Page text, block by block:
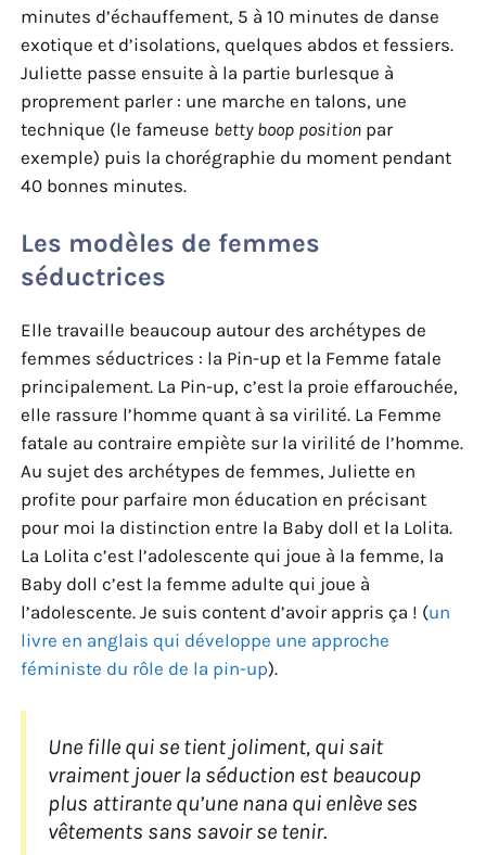
minutes d’échauffement, 5 à 10 minutes de danse
exotique et d’isolations, quelques abdos et fessiers.
Juliette passe ensuite à la partie burlesque à
proprement parler : une marche en talons, une
technique (le fameuse betty boop position par
exemple) puis la chorégraphie du moment pendant
40 bonnes minutes.
Les modèles de femmes
séductrices
Elle travaille beaucoup autour des archétypes de
femmes séductrices : la Pin-up et la Femme fatale
principalement. La Pin-up, c’est la proie effarouchée,
elle rassure l’homme quant à sa virilité. La Femme
fatale au contraire empiète sur la virilité de l’homme.
Au sujet des archétypes de femmes, Juliette en
profite pour parfaire mon éducation en précisant
pour moi la distinction entre la Baby doll et la Lolita.
La Lolita c’est l’adolescente qui joue à la femme, la
Baby doll c’est la femme adulte qui joue à
l’adolescente. Je suis content d’avoir appris ça ! (un
livre en anglais qui développe une approche
féministe du rôle de la pin-up).
Une fille qui se tient joliment, qui sait
vraiment jouer la séduction est beaucoup
plus attirante qu’une nana qui enlève ses
vêtements sans savoir se tenir.